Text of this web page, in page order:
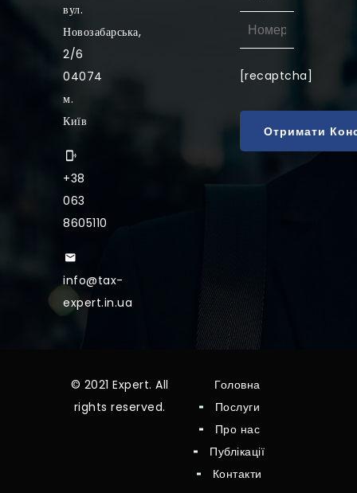
вул.
Новозабарська,
2/6
04074
м.
Київ
+38
063
8605110
info@tax-
expert.in.ua
[recaptcha]
© 2021 Expert. All
rights reserved.
Головна
Послуги
Про нас
Публікації
Контакти